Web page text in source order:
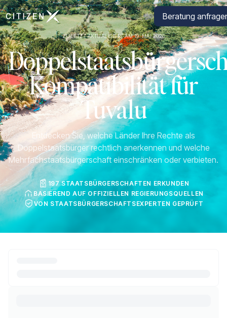
Zur Startseite von CitizenX Beratung
ZULETZT AKTUALISIERT AM 19. MAI 2026
Kompatibilität für
Tuvalu
Entdecken Sie, welche Länder Ihre Rechte als
Doppelstaatsbürger rechtlich anerkennen und welche
Mehrfachstaatsbürgerschaft einschränken oder verbieten.
197 STAATSBÜRGERSCHAFTEN ERKUNDEN
BASIEREND AUF OFFIZIELLEN REGIERUNGSQUELLEN
VON STAATSBÜRGERSCHAFTSEXPERTEN GEPRÜFT